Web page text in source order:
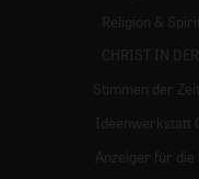
Religion &
CHRIST IN
Stimmen der Zeit
Ideenwerkstatt
Anzeiger für die